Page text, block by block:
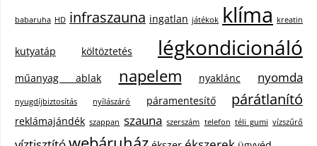
babaruha HD infraszauna ingatlan játékok klíma kreatin
kutyatáp költöztetés légkondicionáló
műanyag ablak napelem nyaklánc nyomda
nyugdíjbiztosítás nyílászáró páramentesítő párátlanító
reklámajándék szappan szauna szerszám telefon téli gumi vízszűrő